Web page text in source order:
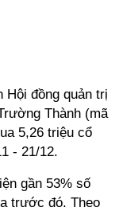
Hội đồng quản trị
Thành (mã
5,26 triệu cổ
- 21/12.
gần 53% số
trước đó. Theo